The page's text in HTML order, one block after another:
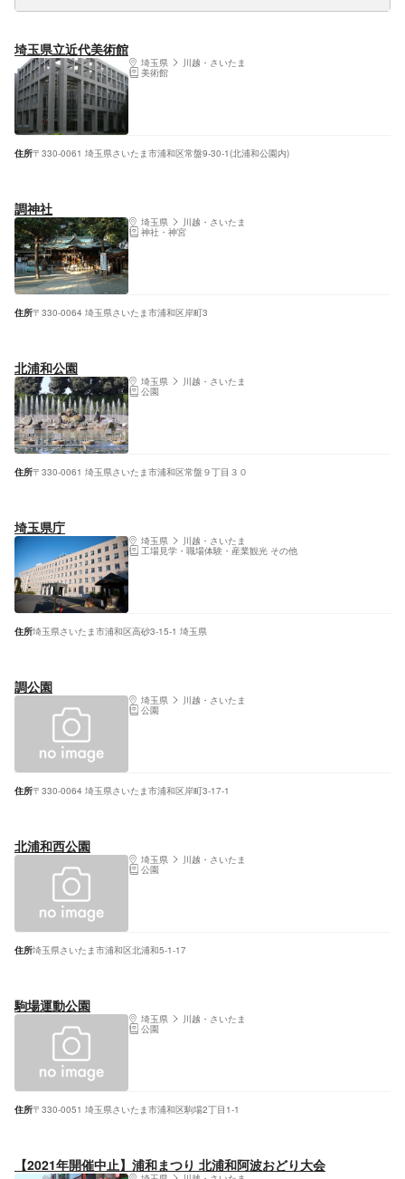
埼玉県立近代美術館
埼玉県 川越・さいたま
美術館
住所〒330-0061 埼玉県さいたま市浦和区常盤9-30-1(北浦和公園内)
調神社
埼玉県 川越・さいたま
神社・神宮
住所〒330-0064 埼玉県さいたま市浦和区岸町3
北浦和公園
埼玉県 川越・さいたま
公園
住所〒330-0061 埼玉県さいたま市浦和区常盤９丁目３０
埼玉県庁
埼玉県 川越・さいたま
工場見学・職場体験・産業観光 その他
住所埼玉県さいたま市浦和区高砂3-15-1 埼玉県
調公園
埼玉県 川越・さいたま
公園
住所〒330-0064 埼玉県さいたま市浦和区岸町3-17-1
北浦和西公園
埼玉県 川越・さいたま
公園
住所埼玉県さいたま市浦和区北浦和5-1-17
駒場運動公園
埼玉県 川越・さいたま
公園
住所〒330-0051 埼玉県さいたま市浦和区駒場2丁目1-1
【2021年開催中止】浦和まつり 北浦和阿波おどり大会